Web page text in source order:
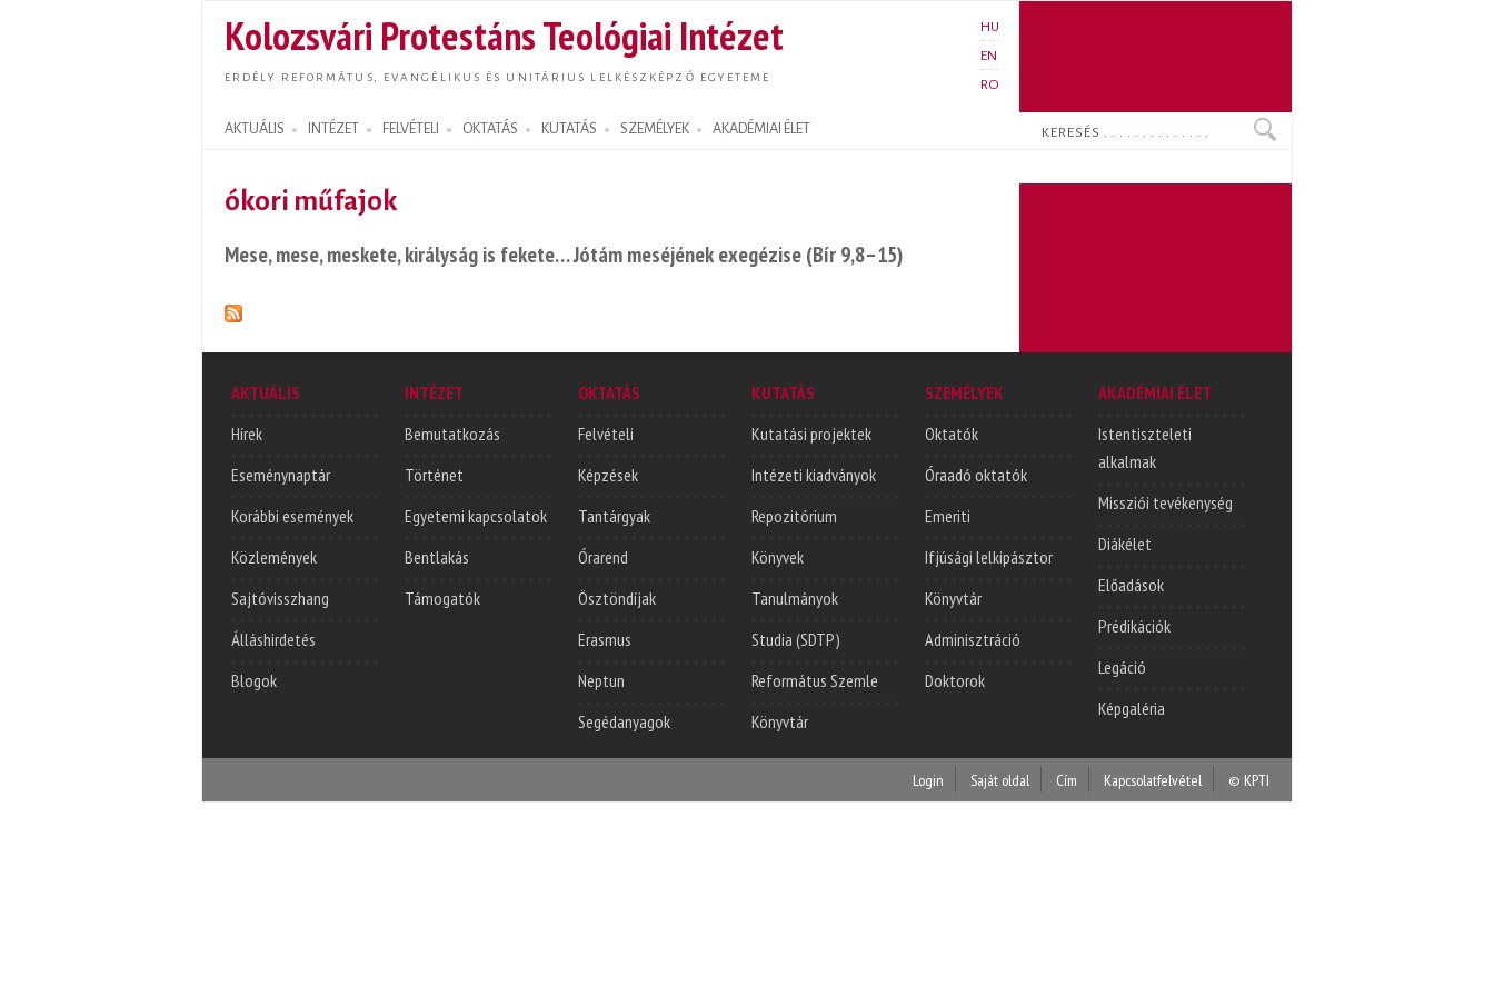
tartalomra
Kolozsvári Protestáns Teológiai Intézet
ERDÉLY REFORMÁTUS, EVANGÉLIKUS ÉS UNITÁRIUS LELKÉSZKÉPZŐ EGYETEME
HU
EN
RO
AKTUÁLIS INTÉZET FELVÉTELI OKTATÁS KUTATÁS SZEMÉLYEK AKADÉMIAI ÉLET
Search form
Keresés
ókori műfajok
Mese, mese, meskete, királyság is fekete… Jótám meséjének exegézise (Bír 9,8–15)
AKTUÁLIS
Hírek
Eseménynaptár
Korábbi események
Közlemények
Sajtóvisszhang
Álláshirdetés
Blogok
INTÉZET
Bemutatkozás
Történet
Egyetemi kapcsolatok
Bentlakás
Támogatók
OKTATÁS
Felvételi
Képzések
Tantárgyak
Órarend
Ösztöndíjak
Erasmus
Neptun
Segédanyagok
KUTATÁS
Kutatási projektek
Intézeti kiadványok
Repozitórium
Könyvek
Tanulmányok
Studia (SDTP)
Református Szemle
Könyvtár
SZEMÉLYEK
Oktatók
Óraadó oktatók
Emeriti
Ifjúsági lelkipásztor
Könyvtár
Adminisztráció
Doktorok
AKADÉMIAI ÉLET
Istentiszteleti
alkalmak
Missziói tevékenység
Diákélet
Előadások
Prédikációk
Legáció
Képgaléria
Login Saját oldal Cím Kapcsolatfelvétel © KPTI